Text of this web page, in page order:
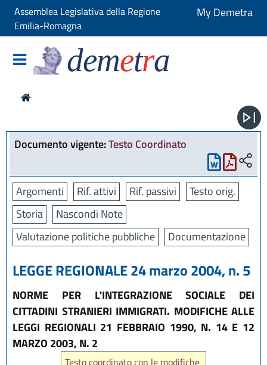
Assemblea Legislativa della Regione
Emilia-Romagna
My Demetra
demetra
Documento vigente:Testo Coordinato
Argomenti Rif. attivi Rif. passivi
Testo orig.
Storia
Nascondi Note
Valutazione politiche pubbliche
Documentazione
LEGGE REGIONALE 24 marzo 2004, n. 5
NORME PER L'INTEGRAZIONE SOCIALE DEI
CITTADINI STRANIERI IMMIGRATI. MODIFICHE ALLE
LEGGI REGIONALI 21 FEBBRAIO 1990, N. 14 E 12
MARZO 2003, N. 2
Testo coordinato con le modifiche